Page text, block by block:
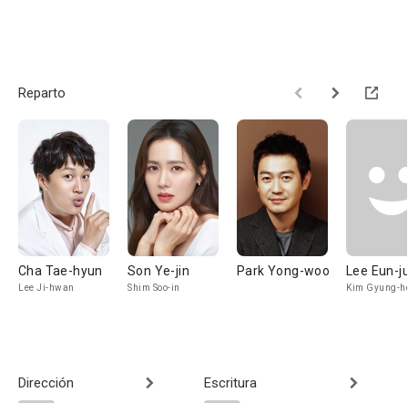
Reparto
Cha Tae-hyun
Lee Ji-hwan
Son Ye-jin
Shim Soo-in
Park Yong-woo Lee Eun-
Kim Gyung-
Dirección
Escritura